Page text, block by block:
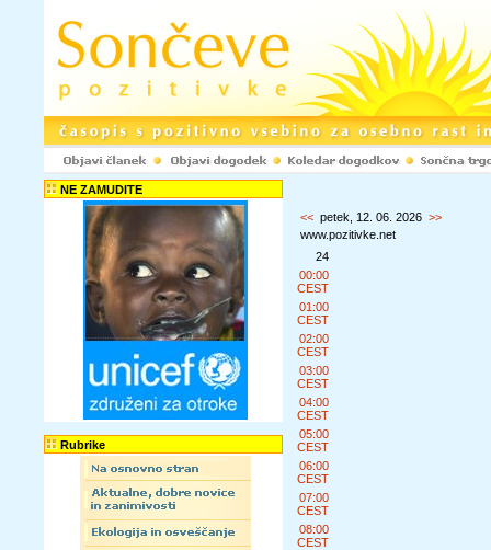
NE ZAMUDITE
Rubrike
<< petek, 12. 06. 2026 >>
www.pozitivke.net
24
00:00
CEST
01:00
CEST
02:00
CEST
03:00
CEST
04:00
CEST
05:00
CEST
06:00
CEST
07:00
CEST
08:00
CEST